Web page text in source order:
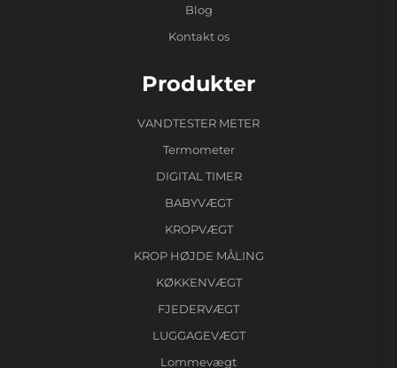
Blog
Kontakt os
Produkter
VANDTESTER METER
Termometer
DIGITAL TIMER
BABYVÆGT
KROPVÆGT
KROP HØJDE MÅLING
KØKKENVÆGT
FJEDERVÆGT
LUGGAGEVÆGT
Lommevægt